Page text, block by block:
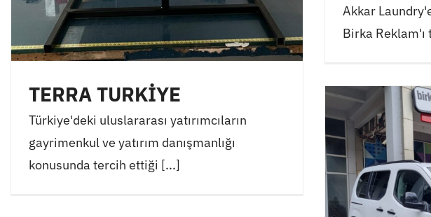
TERRA TURKİYE
Türkiye'deki uluslararası yatırımcıların
gayrimenkul ve yatırım danışmanlığı
konusunda tercih ettiği [...]
Akkar
Birka